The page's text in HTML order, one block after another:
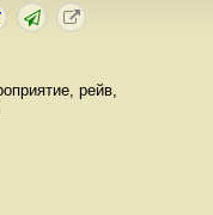
рейв,